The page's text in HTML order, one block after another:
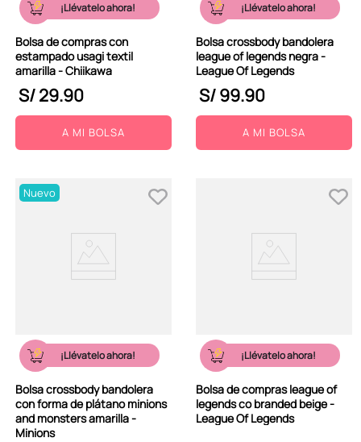
¡Llévatelo ahora!
Bolsa de compras con
estampado usagi textil
amarilla - Chiikawa
S/29.90
A MI BOLSA
¡Llévatelo ahora!
Bolsa crossbody bandolera
league of legends negra -
League Of Legends
S/99.90
A MI BOLSA
Nuevo
¡Llévatelo ahora!
Bolsa crossbody bandolera
con forma de plátano minions
and monsters amarilla -
Minions
¡Llévatelo ahora!
Bolsa de compras league of
legends co branded beige -
League Of Legends